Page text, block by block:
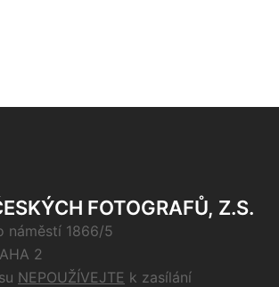
FOTOGRAFŮ, Z.S.
náměstí 1866/5
2
NEPOUŽÍVEJTE k zasílání